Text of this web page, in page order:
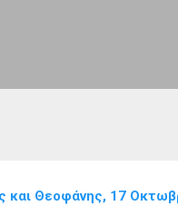
και Θεοφάνης, 17